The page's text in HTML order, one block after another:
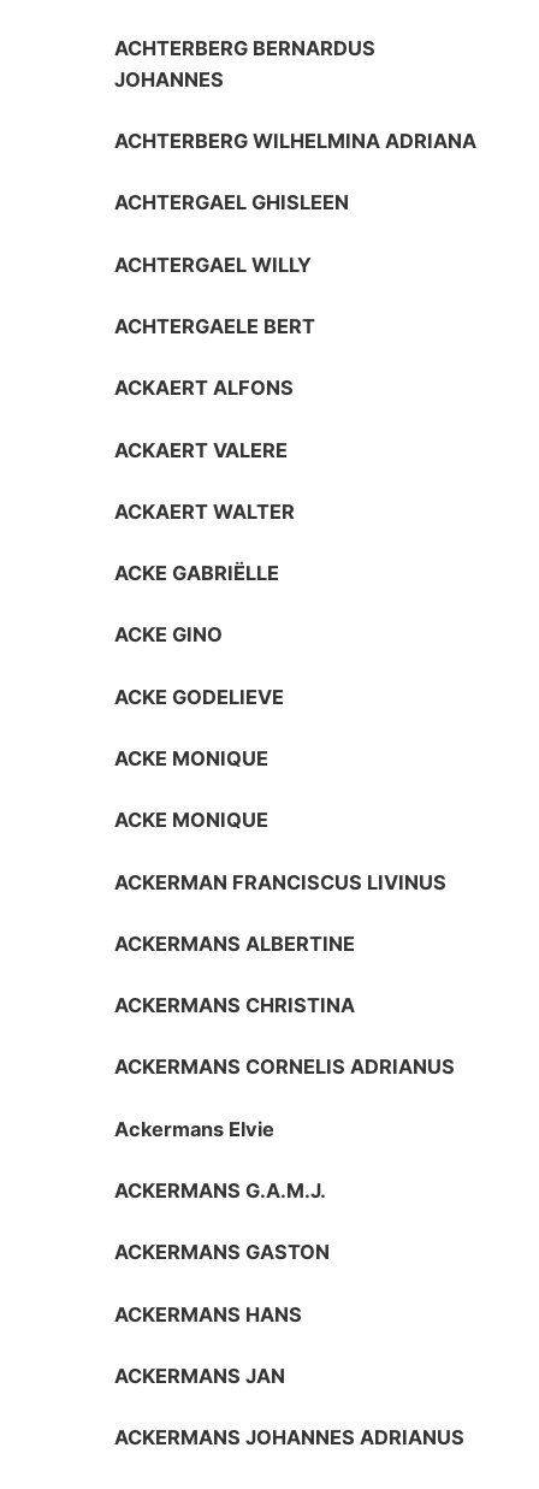
ACHTERBERG BERNARDUS
JOHANNES
ACHTERBERG WILHELMINA ADRIANA
ACHTERGAEL GHISLEEN
ACHTERGAEL WILLY
ACHTERGAELE BERT
ACKAERT ALFONS
ACKAERT VALERE
ACKAERT WALTER
ACKE GABRIËLLE
ACKE GINO
ACKE GODELIEVE
ACKE MONIQUE
ACKE MONIQUE
ACKERMAN FRANCISCUS LIVINUS
ACKERMANS ALBERTINE
ACKERMANS CHRISTINA
ACKERMANS CORNELIS ADRIANUS
Ackermans Elvie
ACKERMANS G.A.M.J.
ACKERMANS GASTON
ACKERMANS HANS
ACKERMANS JAN
ACKERMANS JOHANNES ADRIANUS